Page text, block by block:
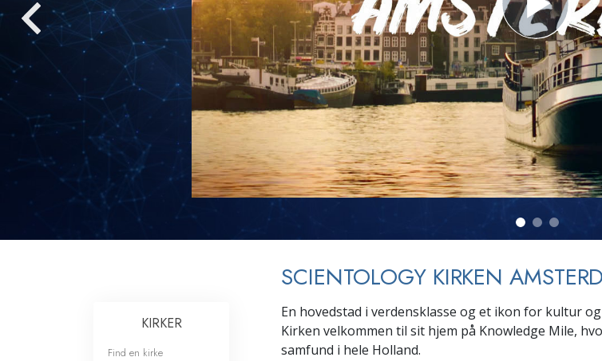
Kærlighed og had –
Hvad er storhed?
Hjælpere
SCIENTOLOGY KIRKEN
En hovedstad i verdensklasse og et ikon for kultur
Kirken velkommen til sit hjem på Knowledge Mile,
samfund i hele Holland.
KIRKER
Find en kirke